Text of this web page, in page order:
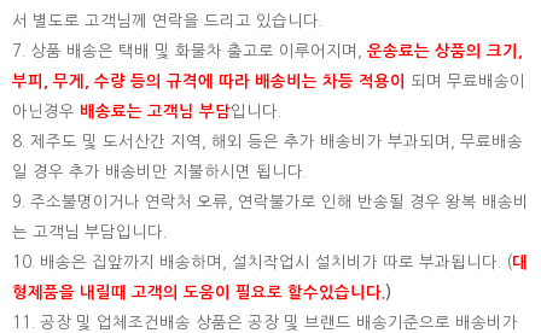
서 별도로 고객님께 연락을 드리고 있습니다.
7. 상품 배송은 택배 및 화물차 출고로 이루어지며, 운송료는 상품의 크기,
부피, 무게, 수량 등의 규격에 따라 배송비는 차등 적용이
되며 무료배송이
아닌경우 배송료는 고객님 부담입니다.
8. 제주도 및 도서산간 지역, 해외 등은 추가 배송비가 부과되며, 무료배송
일 경우 추가 배송비만 지불하시면 됩니다.
9. 주소불명이거나 연락처 오류, 연락불가로 인해 반송될 경우 왕복 배송비
는 고객님 부담입니다.
10. 배송은 집앞까지 배송하며, 설치작업시 설치비가 따로 부과됩니다. (대
형제품을 내릴때 고객의 도움이 필요로 할수있습니다. )
11. 공장 및 업체조건배송 상품은 공장 및 브랜드 배송기준으로 배송비가